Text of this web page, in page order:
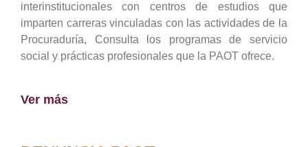
interinstitucionales con centros de estudios que
imparten carreras vinculadas con las actividades de la
Procuraduría, Consulta los programas de servicio
social y prácticas profesionales que la PAOT ofrece.
Ver más